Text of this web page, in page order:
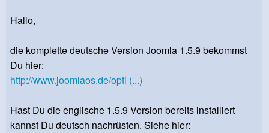
Hallo,
die komplette deutsche Version Joomla 1.5.9 bekommst
Du hier:
http://www.joomlaos.de/opti (...)
Hast Du die englische 1.5.9 Version bereits installiert
kannst Du deutsch nachrüsten. Siehe hier: